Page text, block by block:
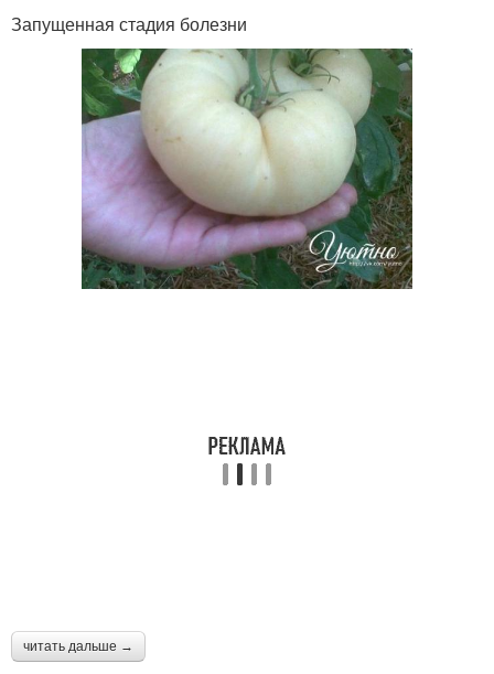
Запущенная стадия болезни
читать дальше →